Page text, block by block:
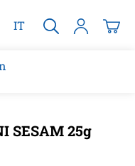
IT
SESAM 25g